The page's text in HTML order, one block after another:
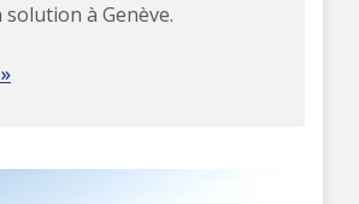
à Genève.